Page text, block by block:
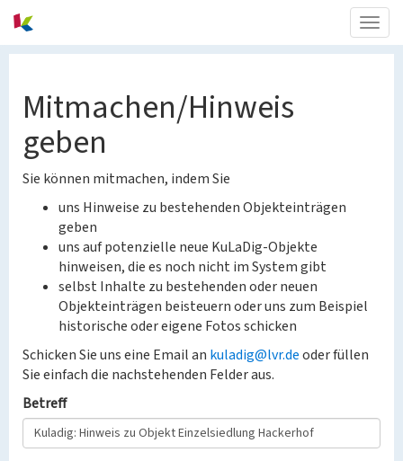
Mitmachen/Hinweis
geben
Sie können mitmachen, indem Sie
uns Hinweise zu bestehenden Objekteinträgen
geben
uns auf potenzielle neue KuLaDig-Objekte
hinweisen, die es noch nicht im System gibt
selbst Inhalte zu bestehenden oder neuen
Objekteinträgen beisteuern oder uns zum Beispiel
historische oder eigene Fotos schicken
Schicken Sie uns eine Email an kuladig@lvr.deoder füllen
Sie einfach die nachstehenden Felder aus.
Betreff